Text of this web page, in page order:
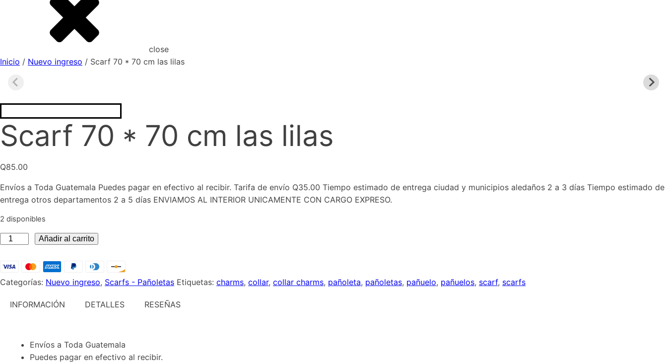
close
Inicio / Nuevo ingreso / Scarf 70 * 70 cm las lilas
Scarf 70 * 70 cm las lilas
Q85.00
Envíos a Toda Guatemala Puedes pagar en efectivo al recibir. Tarifa de envío Q35.00 Tiempo estimado de entrega ciudad y municipios aledaños 2 a 3 días Tiempo estimado de
entrega otros departamentos 2 a 5 días ENVIAMOS AL INTERIOR UNICAMENTE CON CARGO EXPRESO.
2 disponibles
Scarf
*
cm
Añadir al carrito
Categorías: Nuevo ingreso, Scarfs - Pañoletas Etiquetas: charms, collar, collar charms, pañoleta, pañoletas, pañuelo, pañuelos, scarf, scarfs
INFORMACIÓN DETALLES RESEÑAS
Envíos a Toda Guatemala
Puedes pagar en efectivo al recibir.